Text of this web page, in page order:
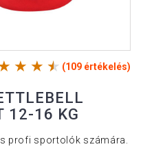
(109 értékelés)
12-16 KG
profi sportolók számára.